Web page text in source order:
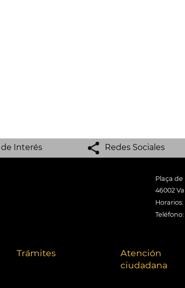
de Interés Redes Sociales
Plaça de
46002
Teléfono:
Trámites
Atención
ciudadana